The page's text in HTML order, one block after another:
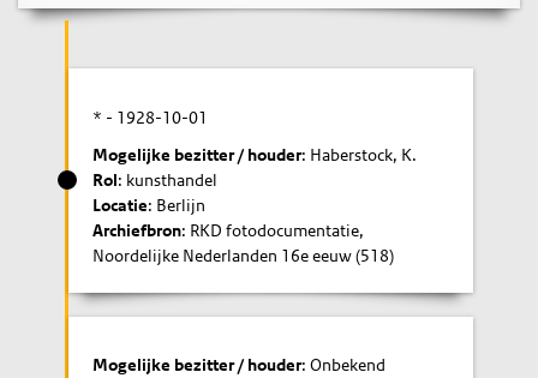
* - 1928-10-01
Mogelijke bezitter / houder: Haberstock, K.
Rol: kunsthandel
Locatie: Berlijn
Archiefbron: RKD fotodocumentatie,
Noordelijke Nederlanden 16e eeuw (518)
Mogelijke bezitter / houder: Onbekend